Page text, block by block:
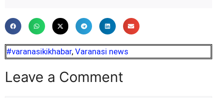
#varanasikikhabar, Varanasi news
Leave a Comment